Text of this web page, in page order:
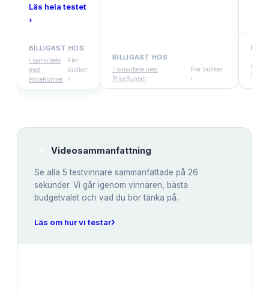
Läs hela testet
›
BILLIGAST HOS
i samarbete
med
PriceRunner
Fler
butiker
›
BILLIGAST HOS
i samarbete med
PriceRunner
Fler butiker
›
i
Videosammanfattning
Se alla 5 testvinnare sammanfattade på 26
sekunder. Vi går igenom vinnaren, bästa
budgetvalet och vad du bör tänka på.
Läs om hur vi testar›